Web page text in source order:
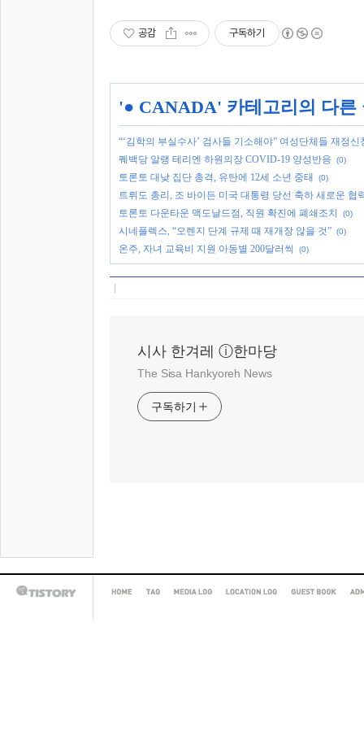
공감 구독하기
'● CANADA' 카테고리의 다른
“‘김학의 부실수사’ 검사들 기소해야” 여성단체들 재정신
퀘백당 알랭 테리엔 하원의장 COVID-19 양성반응
(0)
토론토 대낮 집단 총격, 유탄에 12세 소년 중태 (0)
트뤼도 총리, 조 바이든 미국 대통령 당선 축하 새로운 협
토론토 다운타운 맥도날드점, 직원 확진에 폐쇄조치
(0)
시네플렉스, “오렌지 단계 규제 때 재개장 않을 것” (0)
온주, 자녀 교육비 지원 아동별 200달러씩 (0)
시사 한겨레 ⓘ한마당
The Sisa Hankyoreh News
구독하기